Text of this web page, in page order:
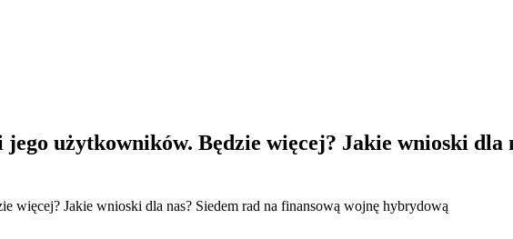
użytkowników. Będzie więcej? Jakie wnioski dla